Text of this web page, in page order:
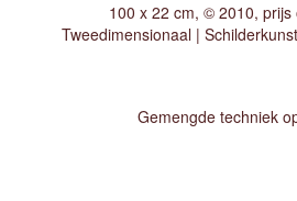
100 x 22 cm, © 2010, prijs
Tweedimensionaal |
Gemengde techniek